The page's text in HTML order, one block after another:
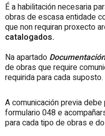
É a habilitación necesaria
obras de escasa entidade
que non requiran proxecto
catalogados.
Na apartado
de obras que require
requirida para cada suposto.
A comunicación previa
formulario 048 e
para cada tipo de obras e